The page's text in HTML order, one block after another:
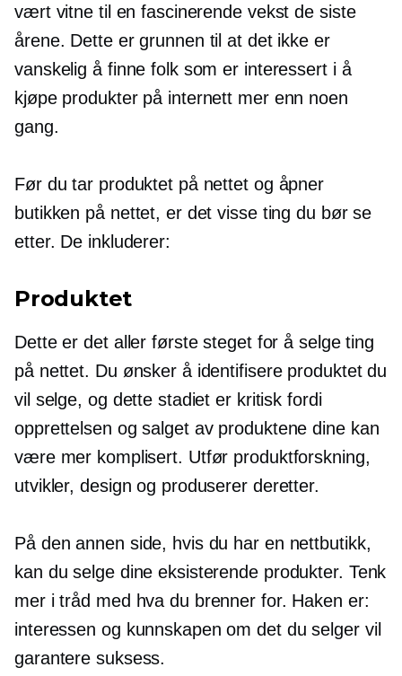
vært vitne til en fascinerende vekst de siste
årene. Dette er grunnen til at det ikke er
vanskelig å finne folk som er interessert i å
kjøpe produkter på internett mer enn noen
gang.
Før du tar produktet på nettet og åpner
butikken på nettet, er det visse ting du bør se
etter. De inkluderer:
Produktet
Dette er det aller første steget for å selge ting
på nettet. Du ønsker å identifisere produktet du
vil selge, og dette stadiet er kritisk fordi
opprettelsen og salget av produktene dine kan
være mer komplisert. Utfør produktforskning,
utvikler, design og produserer deretter.
På den annen side, hvis du har en nettbutikk,
kan du selge dine eksisterende produkter. Tenk
mer i tråd med hva du brenner for. Haken er:
interessen og kunnskapen om det du selger vil
garantere suksess.